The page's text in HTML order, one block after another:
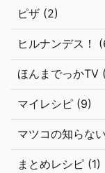
ピザ (2)
ヒルナンデス！
ほんまでっかTV
マイレシピ (9)
マツコの知らな
まとめレシピ (1)